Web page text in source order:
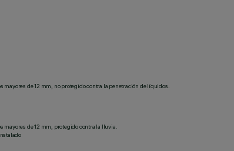
mayores de 12 mm, no protegido contra la penetración de líquidos.
mayores de 12 mm, protegido contra la lluvia.